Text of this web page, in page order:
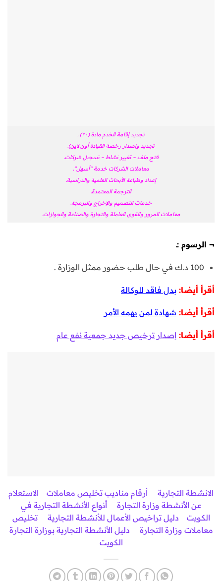
تجديد إقامة الخدم مادة (۲۰) .
تجديد وإصدار رخصة القيادة أون لاين).
فتح ملف – تغيير نشاط – تسجيل شركات.
معاملات الشركات خدمة “أسهل”.
إعداد وطباعة الأبحاث العلمية والدراسية.
الترجمة المعتمدة.
خدمات التصميم والإخراج والبرمجة.
معاملات المرور والقوى العاملة والتجارة والصناعة والجوازات.
¬ الرسوم :ـ
100 د.ك في حال طلب حضور ممثل الوزارة .
أقرأ أيضا: بدل فاقد للوكالة
أقرأ أيضا: شهادة لمن يهمه الأمر
أقرأ أيضا: إصدار ترخيص جديد جمعية نفع عام
الانشطة التجارية أرقام مناديب تخليص معاملات
الاستعلام
عن الأنشطة وزارة التجارة
أنواع الأنشطة التجارية في
الكويت
دليل تراخيص الأعمال للأنشطة التجارية
تخليص
معاملات وزارة التجارة
دليل الأنشطة التجارية بوزارة التجارة
الكويت